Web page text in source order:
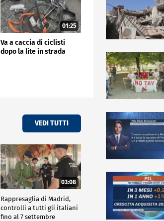
01:25
Va a caccia di ciclisti
dopo la lite in strada
VEDI TUTTI
03:08
Rappresaglia di Madrid,
controlli a tutti gli italiani
fino al 7 settembre